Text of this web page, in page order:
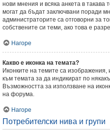
нови мнения и всяка анкета в такава
могат да бъдат заключвани поради
администраторите са отговорни за
собствените си теми, ако това е
Нагоре
Какво е иконка на темата?
Иконките на темите са изображения,
към темата за да индикират по
Възможността за използване на
на форума.
Нагоре
Потребителски нива и групи